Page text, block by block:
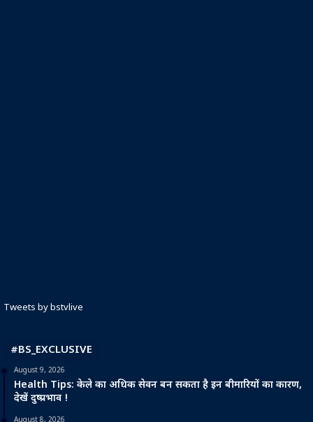
Tweets by bstvlive
#BS_EXCLUSIVE
August 9, 2026
Health Tips: केले का अधिक सेवन बन सकता है इन बीमारियों का कारण,
देखें दुष्प्रभाव !